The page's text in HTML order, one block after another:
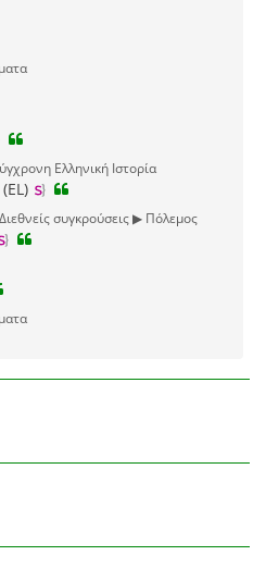
Ελληνική Ιστορία
(EL)
συγκρούσεις ▶ Πόλεμος